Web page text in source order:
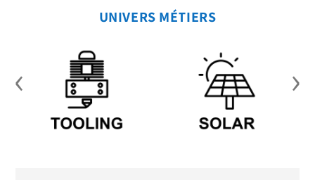
UNIVERS MÉTIERS
‹ ›